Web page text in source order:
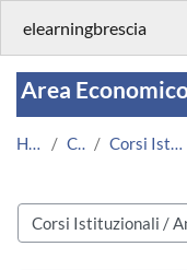
elearningbrescia
Area
Home Corsi Corsi Istituzionali
Categorie di corso